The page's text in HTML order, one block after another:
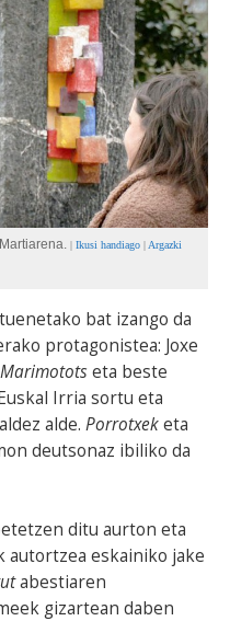
| Ikusi handiago |Argazki
bat izango da
protagonistea: Joxe
Marimototseta beste
Irria sortu eta
alde. Porrotxeketa
deutsonaz ibiliko da
ditu aurton eta
eskainiko jake
abestiaren
gizartean daben